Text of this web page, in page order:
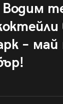
Водим
– май